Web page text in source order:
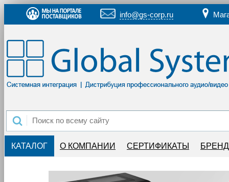
info@gs-corp.ru
КАТАЛОГ О КОМПАНИИ СЕРТИФИКАТЫ